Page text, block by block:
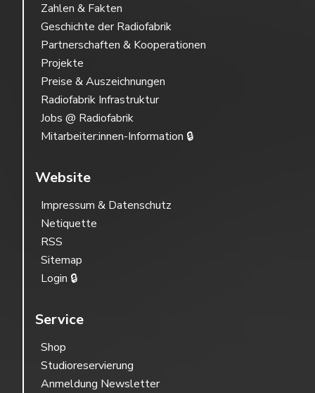
Zahlen & Fakten
Geschichte der Radiofabrik
Partnerschaften & Kooperationen
Projekte
Preise & Auszeichnungen
Radiofabrik Infrastruktur
Jobs @ Radiofabrik
Mitarbeiter:innen-Information 🔒
Website
Impressum & Datenschutz
Netiquette
RSS
Sitemap
Login 🔒
Service
Shop
Studioreservierung
Anmeldung Newsletter